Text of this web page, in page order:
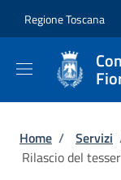
Regione Toscana
Briciole
Home / Servizi
Rilascio del